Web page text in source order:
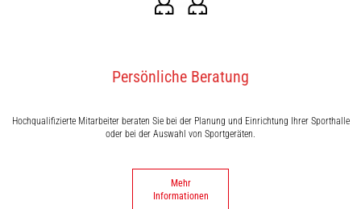
Persönliche Beratung
Hochqualifizierte Mitarbeiter beraten Sie bei der Planung und Einrichtung Ihrer Sporthalle
oder bei der Auswahl von Sportgeräten.
Mehr
Informationen